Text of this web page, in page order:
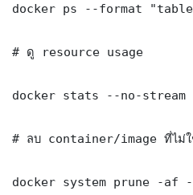
docker ps --format
# ดู resource usage
docker stats --no-stream
# ลบ container/image ที่ไม่
docker system prune -af